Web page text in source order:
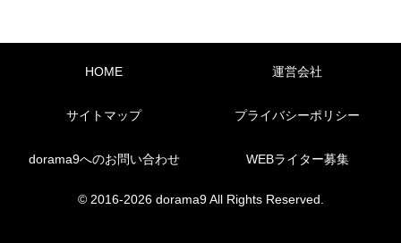
HOME 運営会社
サイトマップ プライバシーポリシー
dorama9へのお問い合わせ WEBライター募集
© 2016-2026 dorama9 All Rights Reserved.